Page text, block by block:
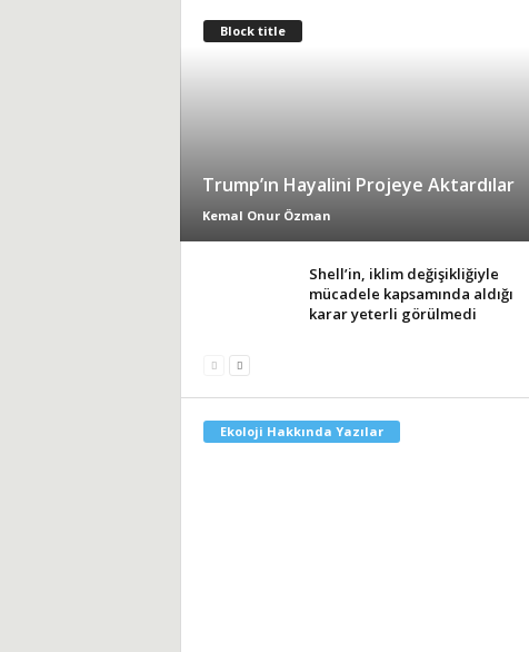
Block title
Trump’ın Hayalini Projeye Aktardılar
Kemal Onur Özman
Shell’in, iklim değişikliğiyle
mücadele kapsamında aldığı
karar yeterli görülmedi
Ekoloji Hakkında Yazılar